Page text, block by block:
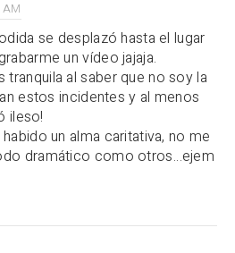
se desplazó hasta el lugar
un vídeo jajaja.
tranquila al saber que no soy la
estos incidentes y al menos
ileso!
un alma caritativa, no me
dramático como otros…ejem